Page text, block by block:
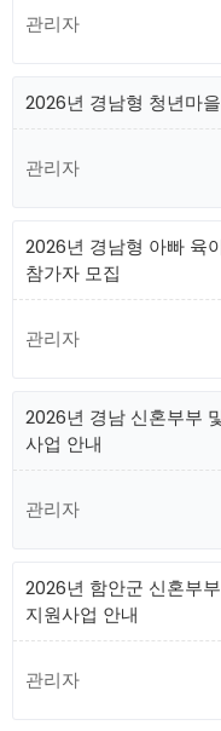
관리자
2026년 경남형 청년마
관리자
2026년 경남형 아빠 육
참가자 모집
관리자
2026년 경남 신혼부부
사업 안내
관리자
2026년 함안군 신혼부
지원사업 안내
관리자